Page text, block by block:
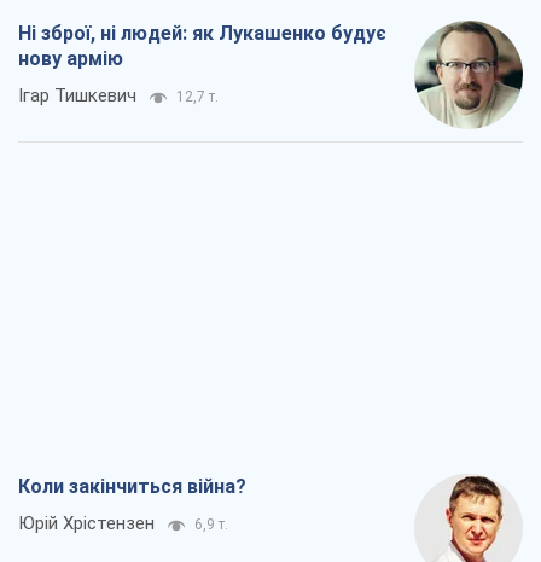
Ні зброї, ні людей: як Лукашенко будує
нову армію
Ігар Тишкевич 12,7 т.
Коли закінчиться війна?
Юрій Хрістензен 6,9 т.